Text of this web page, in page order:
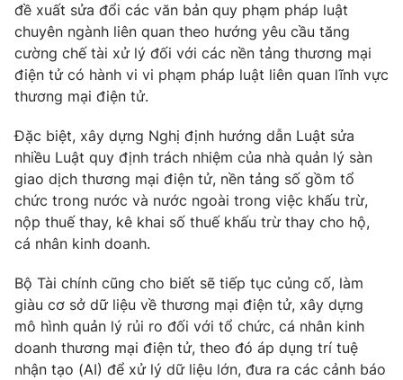
Email:toasoan@vtv.vn
Liên hệ quảng cáo:024-7300.7108
® Cấm sao chép dưới mọi hình thức nếu không có sự chấp
thuận bằng văn bản. Ghi rõ nguồn VTV.vn khi phát hành lại
thông tin từ website này.
đề xuất sửa đổi các văn bản quy phạm pháp luật
chuyên ngành liên quan theo hướng yêu cầu tăng
cường chế tài xử lý đối với các nền tảng thương mại
điện tử có hành vi vi phạm pháp luật liên quan lĩnh vực
thương mại điện tử.
Đặc biệt, xây dựng Nghị định hướng dẫn Luật sửa
nhiều Luật quy định trách nhiệm của nhà quản lý sàn
giao dịch thương mại điện tử, nền tảng số gồm tổ
chức trong nước và nước ngoài trong việc khấu trừ,
nộp thuế thay, kê khai số thuế khấu trừ thay cho hộ,
cá nhân kinh doanh.
Bộ Tài chính cũng cho biết sẽ tiếp tục củng cố, làm
giàu cơ sở dữ liệu về thương mại điện tử, xây dựng
mô hình quản lý rủi ro đối với tổ chức, cá nhân kinh
doanh thương mại điện tử, theo đó áp dụng trí tuệ
nhận tạo (AI) để xử lý dữ liệu lớn, đưa ra các cảnh báo